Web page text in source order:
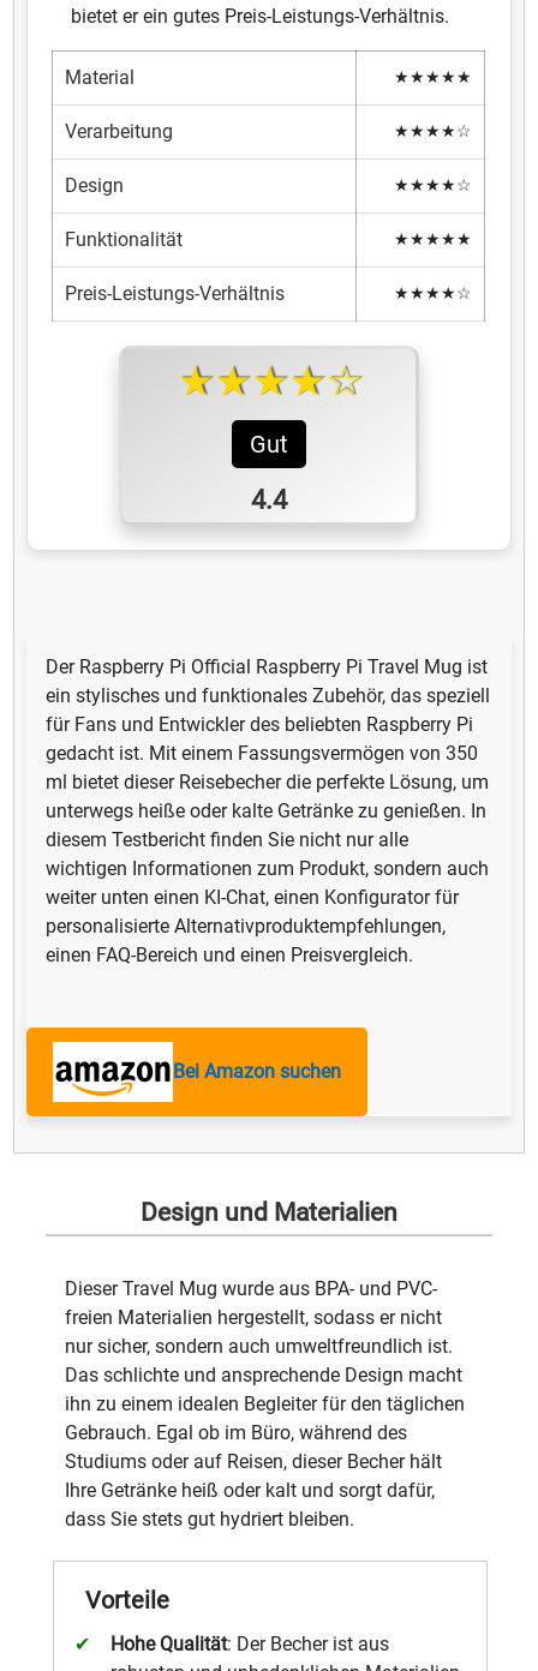
bietet er ein gutes Preis-Leistungs-Verhältnis.
Material ★★★★★
Verarbeitung ★★★★☆
Design ★★★★☆
Funktionalität ★★★★★
Preis-Leistungs-Verhältnis ★★★★☆
★★★★☆
Gut
4.4
Der Raspberry Pi Official Raspberry Pi Travel Mug ist
ein stylisches und funktionales Zubehör, das speziell
für Fans und Entwickler des beliebten Raspberry Pi
gedacht ist. Mit einem Fassungsvermögen von 350
ml bietet dieser Reisebecher die perfekte Lösung, um
unterwegs heiße oder kalte Getränke zu genießen. In
diesem Testbericht finden Sie nicht nur alle
wichtigen Informationen zum Produkt, sondern auch
weiter unten einen KI-Chat, einen Konfigurator für
personalisierte Alternativproduktempfehlungen,
einen FAQ-Bereich und einen Preisvergleich.
Bei Amazon suchen
Design und Materialien
Dieser Travel Mug wurde aus BPA- und PVC-
freien Materialien hergestellt, sodass er nicht
nur sicher, sondern auch umweltfreundlich ist.
Das schlichte und ansprechende Design macht
ihn zu einem idealen Begleiter für den täglichen
Gebrauch. Egal ob im Büro, während des
Studiums oder auf Reisen, dieser Becher hält
Ihre Getränke heiß oder kalt und sorgt dafür,
dass Sie stets gut hydriert bleiben.
Vorteile
Hohe Qualität: Der Becher ist aus